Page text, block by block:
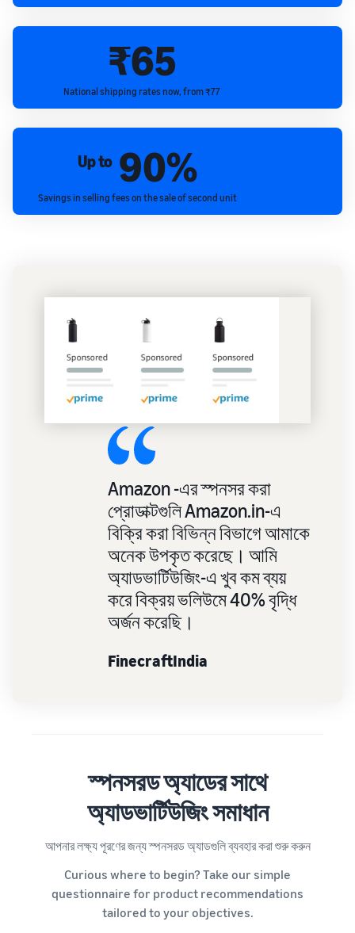
₹65
National shipping rates now, from ₹77
Up to 90%
Savings in selling fees on the sale of second unit
Amazon -এর স্পনসর করা
প্রোডাক্টগুলি Amazon.in-এ
বিক্রি করা বিভিন্ন বিভাগে আমাকে
অনেক উপকৃত করেছে। আমি
অ্যাডভার্টিউজিং-এ খুব কম ব্যয়
করে বিক্রয় ভলিউমে 40% বৃদ্ধি
অর্জন করেছি।
FinecraftIndia
স্পনসরড অ্যাডের সাথে
অ্যাডভার্টিউজিং সমাধান
আপনার লক্ষ্য পূরণের জন্য স্পনসরড অ্যাডগুলি ব্যবহার করা শুরু করুন
Curious where to begin? Take our simple
questionnaire for product recommendations
tailored to your objectives.